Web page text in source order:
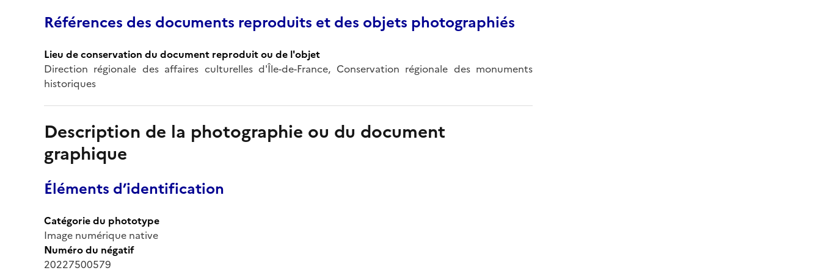
Références des documents reproduits et des objets photographiés
Lieu de conservation du document reproduit ou de l'objet
Direction régionale des affaires culturelles d'Île-de-France, Conservation régionale des monuments
historiques
Description de la photographie ou du document
graphique
Éléments d’identification
Catégorie du phototype
Image numérique native
Numéro du négatif
20227500579